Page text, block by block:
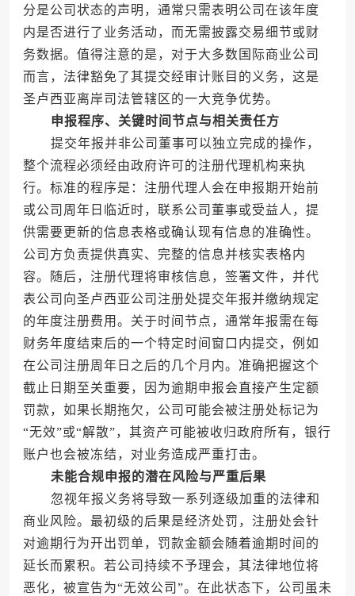
分是公司状态的声明，通常只需表明公司在该年度
内是否进行了业务活动，而无需披露交易细节或财
务数据。值得注意的是，对于大多数国际商业公司
而言，法律豁免了其提交经审计账目的义务，这是
圣卢西亚离岸司法管辖区的一大竞争优势。
申报程序、关键时间节点与相关责任方
提交年报并非公司董事可以独立完成的操作，
整个流程必须经由政府许可的注册代理机构来执
行。标准的程序是：注册代理人会在申报期开始前
或公司周年日临近时，联系公司董事或受益人，提
供需要更新的信息表格或确认现有信息的准确性。
公司方负责提供真实、完整的信息并核实表格内
容。随后，注册代理将审核信息，签署文件，并代
表公司向圣卢西亚公司注册处提交年报并缴纳规定
的年度注册费用。关于时间节点，通常年报需在每
财务年度结束后的一个特定时间窗口内提交，例如
在公司注册周年日之后的几个月内。准确把握这个
截止日期至关重要，因为逾期申报会直接产生定额
罚款，如果长期拖欠，公司可能会被注册处标记为
“无效”或“解散”，其资产可能被收归政府所有，银行
账户也会被冻结，对业务造成严重打击。
未能合规申报的潜在风险与严重后果
忽视年报义务将导致一系列逐级加重的法律和
商业风险。最初级的后果是经济处罚，注册处会针
对逾期行为开出罚单，罚款金额会随着逾期时间的
延长而累积。若公司持续不予理会，其法律地位将
恶化，被宣告为“无效公司”。在此状态下，公司虽未